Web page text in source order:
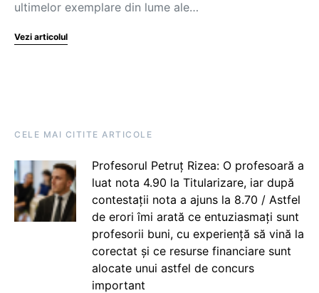
ultimelor exemplare din lume ale…
Vezi articolul
CELE MAI CITITE ARTICOLE
Profesorul Petruț Rizea: O profesoară a
luat nota 4.90 la Titularizare, iar după
contestații nota a ajuns la 8.70 / Astfel
de erori îmi arată ce entuziasmați sunt
profesorii buni, cu experiență să vină la
corectat și ce resurse financiare sunt
alocate unui astfel de concurs
important